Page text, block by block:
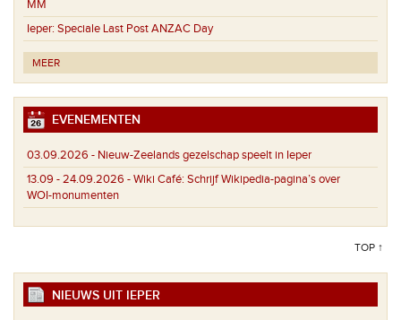
MM
Ieper: Speciale Last Post ANZAC Day
MEER
EVENEMENTEN
03.09.2026 - Nieuw-Zeelands gezelschap speelt in Ieper
13.09 - 24.09.2026 -Wiki Café: Schrijf Wikipedia-pagina’s over
WOI-monumenten
TOP ↑
NIEUWS UIT IEPER